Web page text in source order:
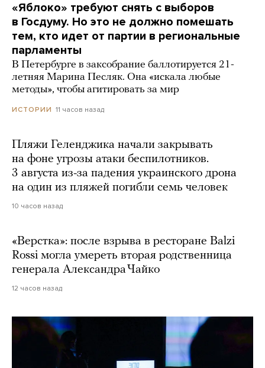
«Яблоко» требуют снять с выборов
в Госдуму. Но это не должно помешать
тем, кто идет от партии в региональные
парламенты
В Петербурге в заксобрание баллотируется 21-
летняя Марина Песляк. Она «искала любые
методы», чтобы агитировать за мир
ИСТОРИИ 11 часов назад
Пляжи Геленджика начали закрывать
на фоне угрозы атаки беспилотников.
3 августа из-за падения украинского дрона
на один из пляжей погибли семь человек
10 часов назад
«Верстка»: после взрыва в ресторане Balzi
Rossi могла умереть вторая родственница
генерала Александра Чайко
12 часов назад